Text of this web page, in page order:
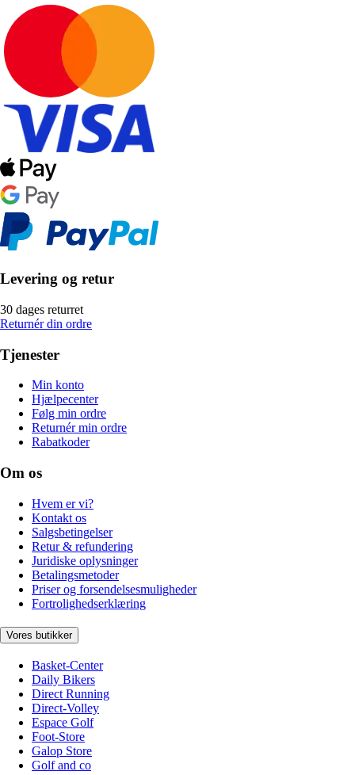
Levering og retur
30 dages returret
Returnér din ordre
Tjenester
Min konto
Hjælpecenter
Følg min ordre
Returnér min ordre
Rabatkoder
Om os
Hvem er vi?
Kontakt os
Salgsbetingelser
Retur & refundering
Juridiske oplysninger
Betalingsmetoder
Priser og forsendelsesmuligheder
Fortrolighedserklæring
Vores butikker
Basket-Center
Daily Bikers
Direct Running
Direct-Volley
Espace Golf
Foot-Store
Galop Store
Golf and co